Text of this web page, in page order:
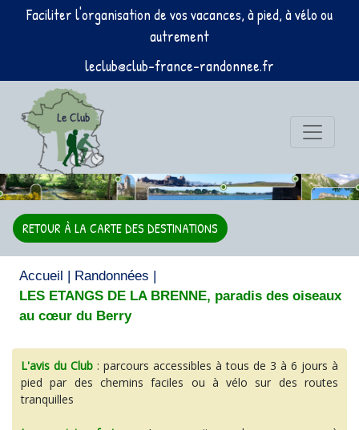
Faciliter l'organisation de vos vacances, à pied, à vélo ou
autrement
leclub@club-france-randonnee.fr
RETOUR À LA CARTE DES DESTINATIONS
Accueil | Randonnées |
LES ETANGS DE LA BRENNE, paradis des oiseaux
au cœur du Berry
L'avis du Club : parcours accessibles à tous de 3 à 6 jours à
pied par des chemins faciles ou à vélo sur des routes
tranquilles